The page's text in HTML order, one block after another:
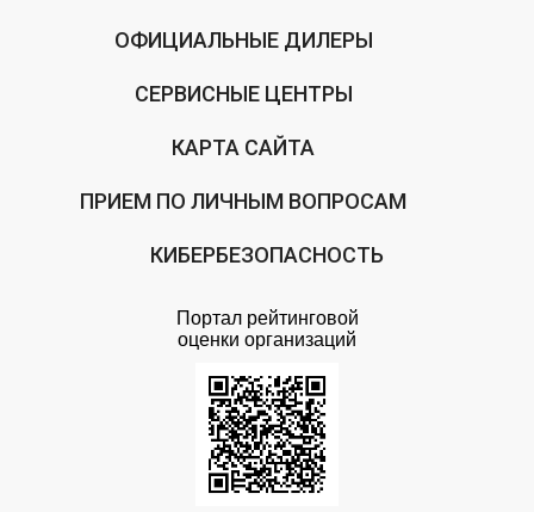
ОФИЦИАЛЬНЫЕ ДИЛЕРЫ
СЕРВИСНЫЕ ЦЕНТРЫ
КАРТА САЙТА
ПРИЕМ ПО ЛИЧНЫМ ВОПРОСАМ
КИБЕРБЕЗОПАСНОСТЬ
Портал рейтинговой
оценки организаций